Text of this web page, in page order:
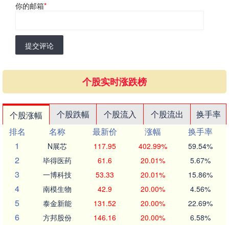
你的邮箱*
提交评论
个股实时涨跌榜
个股涨幅 个股跌幅 个股流入 个股流出
换手率
排名
名称 最新价 涨幅
换手率
1
N展芯 117.95 402.99% 59.54%
2 毕得医药 61.6 20.01% 5.67%
3 一博科技 53.33 20.01% 15.86%
4 南模生物 42.9 20.00% 4.56%
5 泰金新能 131.52 20.00% 22.69%
6 方邦股份 146.16 20.00% 6.58%